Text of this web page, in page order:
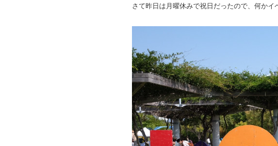
さて昨日は月曜休みで祝日だったので、何か